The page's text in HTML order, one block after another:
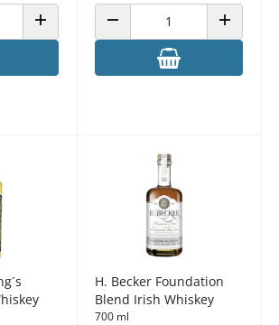
ANZAHL ERHÖHENANZAHL VERRINGERN ANZAHL
H. Becker Foundation
Blend Irish Whiskey
700 ml